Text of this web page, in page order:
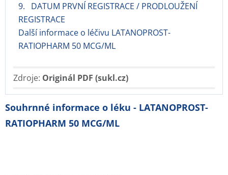
9. DATUM PRVNÍ REGISTRACE / PRODLOUŽENÍ
REGISTRACE
Další informace o léčivu LATANOPROST-
RATIOPHARM 50 MCG/ML
Zdroje: Originál PDF (sukl.cz)
Souhrnné informace o léku - LATANOPROST-
RATIOPHARM 50 MCG/ML